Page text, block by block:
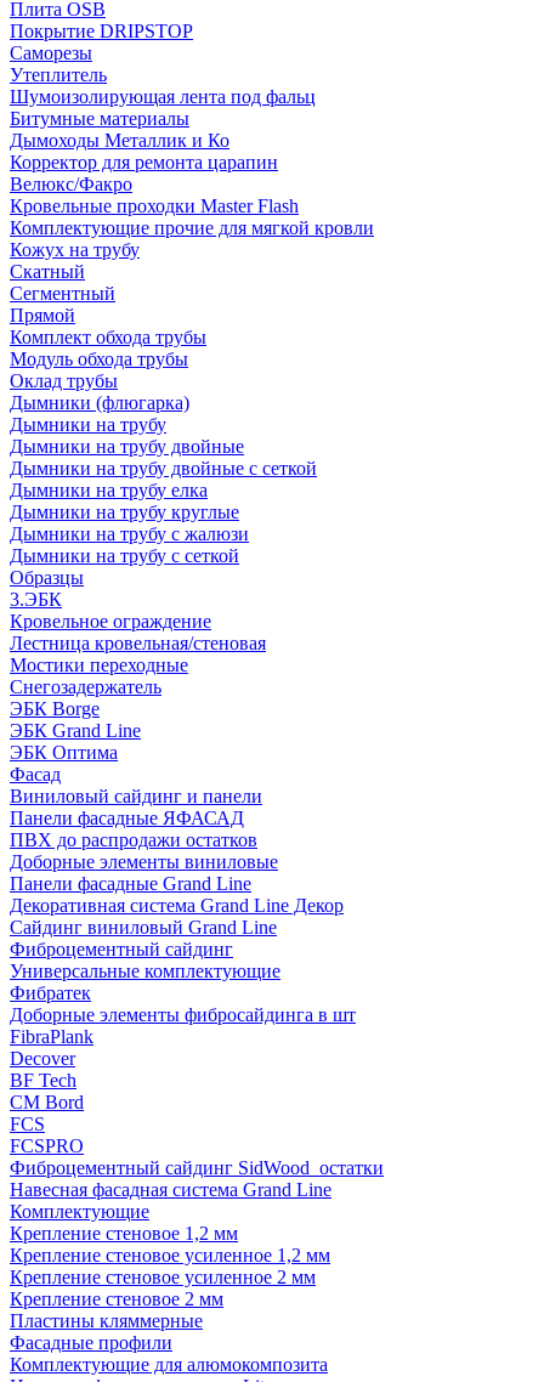
Плита OSB
Покрытие DRIPSTOP
Саморезы
Утеплитель
Шумоизолирующая лента под фальц
Битумные материалы
Дымоходы Металлик и Ко
Корректор для ремонта царапин
Велюкс/Факро
Кровельные проходки Master Flash
Комплектующие прочие для мягкой кровли
Кожух на трубу
Скатный
Сегментный
Прямой
Комплект обхода трубы
Модуль обхода трубы
Оклад трубы
Дымники (флюгарка)
Дымники на трубу
Дымники на трубу двoйные
Дымники на трубу двoйные с сеткой
Дымники на трубу елка
Дымники на трубу круглые
Дымники на трубу с жалюзи
Дымники на трубу с сеткой
Образцы
3.ЭБК
Кровельное ограждение
Лестница кровельная/стеновая
Мостики переходные
Снегозадержатель
ЭБК Borge
ЭБК Grand Line
ЭБК Оптима
Фасад
Виниловый сайдинг и панели
Панели фасадные ЯФАСАД
ПВХ до распродажи остатков
Доборные элементы виниловые
Панели фасадные Grand Line
Декоративная система Grand Line Декор
Сайдинг виниловый Grand Line
Фиброцементный сайдинг
Универсальные комплектующие
Фибратек
Доборные элементы фибросайдинга в шт
FibraPlank
Decover
BF Tech
CM Bord
FCS
FCSPRO
Фиброцементный сайдинг SidWood_остатки
Навесная фасадная система Grand Line
Комплектующие
Крепление стеновое 1,2 мм
Крепление стеновое усиленное 1,2 мм
Крепление стеновое усиленное 2 мм
Крепление стеновое 2 мм
Пластины кляммерные
Фасадные профили
Комплектующие для алюмокомпозита